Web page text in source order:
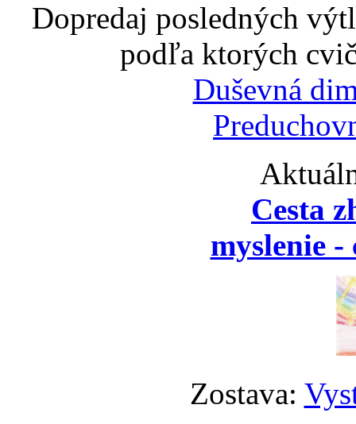
Dopredaj posledných
podľa ktorých
Duševná
Cesta
myslenie
Zostava: